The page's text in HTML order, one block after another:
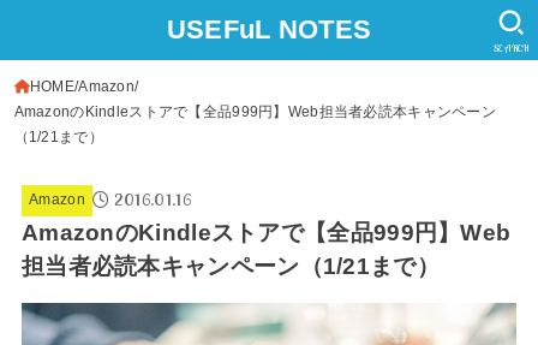
USEFuL NOTES
SEARCH
HOME Amazon
AmazonのKindleストアで【全品999円】Web担当者必読本キャンペーン
（1/21まで）
Amazon 2016.01.16
AmazonのKindleストアで【全品999円】Web
担当者必読本キャンペーン（1/21まで）